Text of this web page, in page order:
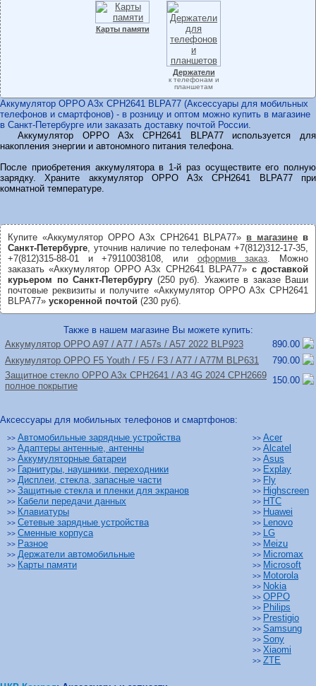
Карты памяти
Держатели
к телефонам и
планшетам
Аккумулятор OPPO A3x CPH2641 BLPA77 (Аксессуары для мобильных
телефонов и смартфонов) - в розницу и оптом можно купить в магазине
в Санкт-Петербурге или заказать доставку почтой России.
Аккумулятор OPPO A3x CPH2641 BLPA77 используется для
накопления энергии и автономного питания телефона.
После приобретения аккумулятора в 1-й раз осуществите его полную
зарядку. Храните аккумулятор OPPO A3x CPH2641 BLPA77 при
комнатной температуре.
Купите «Аккумулятор OPPO A3x CPH2641 BLPA77» в магазине в
Санкт-Петербурге , уточнив наличие по телефонам +7(812)312-17-35,
+7(812)315-88-01 и +79110038108, или оформив заказ . Можно
заказать «Аккумулятор OPPO A3x CPH2641 BLPA77» с доставкой
курьером по Санкт-Петербургу (250 руб). Укажите в заказе Ваши
почтовые реквизиты и получите «Аккумулятор OPPO A3x CPH2641
BLPA77» ускоренной почтой (230 руб).
Также в нашем магазине Вы можете купить:
Аккумулятор OPPO A97 / A77 / A57s / A57 2022 BLP923
890.00
Аккумулятор OPPO F5 Youth / F5 / F3 / A77 / A77M BLP631
790.00
Защитное стекло OPPO A3x CPH2641 / A3 4G 2024 CPH2669
полное покрытие
150.00
Аксессуары для мобильных телефонов и смартфонов:
>> Автомобильные зарядные устройства
>> Адаптеры антенные, антенны
>> Аккумуляторные батареи
>> Гарнитуры, наушники, переходники
>> Дисплеи, стекла, запасные части
>> Защитные стекла и пленки для экранов
>> Кабели передачи данных
>> Клавиатуры
>> Сетевые зарядные устройства
>> Сменные корпуса
>> Разное
>> Держатели автомобильные
>> Карты памяти
>> Acer
>> Alcatel
>> Asus
>> Explay
>> Fly
>> Highscreen
>> HTC
>> Huawei
>> Lenovo
>> LG
>> Meizu
>> Micromax
>> Microsoft
>> Motorola
>> Nokia
>> OPPO
>> Philips
>> Prestigio
>> Samsung
>> Sony
>> Xiaomi
>> ZTE